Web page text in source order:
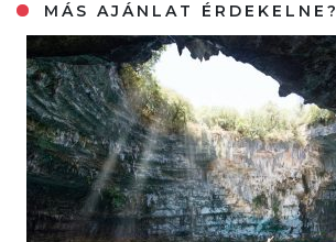
MÁS AJÁNLAT ÉRDEKELNE?